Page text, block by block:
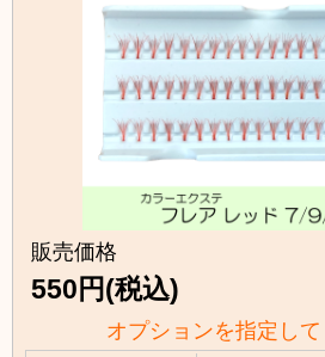
販売価格
550円(税込)
オプションを指定して